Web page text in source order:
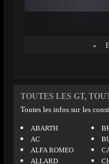
«
TOUTES LES GT,
Toutes les infos sur les
ABARTH
AC
ALFA ROMEO
ALLARD